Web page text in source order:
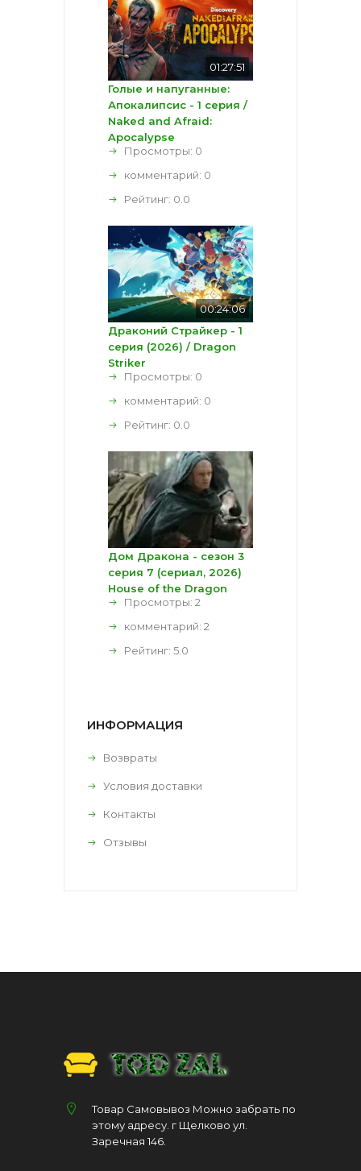
01:27:51
Голые и напуганные:
Апокалипсис - 1 серия /
Naked and Afraid:
Apocalypse
Просмотры: 0
комментарий: 0
Рейтинг: 0.0
00:24:06
Драконий Страйкер - 1
серия (2026) / Dragon
Striker
Просмотры: 0
комментарий: 0
Рейтинг: 0.0
Дом Дракона - сезон 3
серия 7 (сериал, 2026)
House of the Dragon
Просмотры: 2
комментарий: 2
Рейтинг: 5.0
ИНФОРМАЦИЯ
Возвраты
Условия доставки
Контакты
Отзывы
Товар Самовывоз Можно забрать по
этому адресу. г Щелково ул.
Заречная 146.